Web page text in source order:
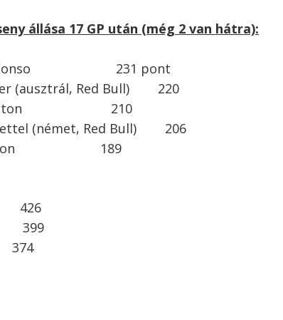
állása 17 GP után (még 2 van hátra):
Alonso 231 pont
(ausztrál, Red Bull) 220
210
(német, Red Bull) 206
Button 189
426
399